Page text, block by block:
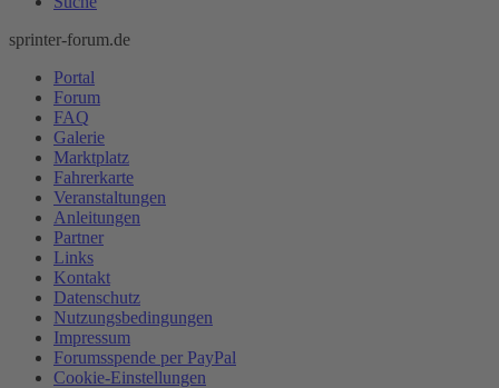
sprinter-forum.de
Portal
Forum
FAQ
Galerie
Marktplatz
Fahrerkarte
Veranstaltungen
Anleitungen
Partner
Links
Kontakt
Datenschutz
Nutzungsbedingungen
Impressum
Forumsspende per PayPal
Cookie-Einstellungen